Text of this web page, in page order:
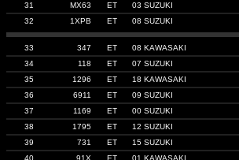
31
MX63 ET 03 SUZUKI
32
1XPB ET 08 SUZUKI
33 347 ET 08 KAWASAKI
34
118 ET 07 SUZUKI
35
1296 ET 18 KAWASAKI
36
6911 ET 09 SUZUKI
37
1169 ET 00 SUZUKI
38
1795 ET 12 SUZUKI
39
731 ET 15 SUZUKI
40
91X ET 01 KAWASAKI